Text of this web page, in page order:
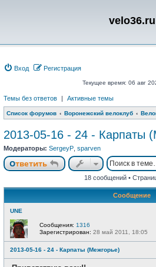
velo36.ru
Вход Регистрация
Текущее время: 06 авг
Темы без ответов | Активные темы
Список форумов Воронежский велоклуб
2013-05-16 - 24 - Карпаты
Модераторы: SergeyP sparven
Ответить
18 сообщений •
Сообщение
UNE
Сообщения: 1316
Зарегистрирован: 28 май 2011, 18:05
2013-05-16 - 24 - Карпаты (Межгорье)